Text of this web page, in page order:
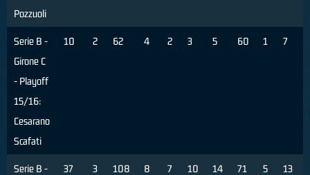
Pozzuoli
Serie B -
Girone C
- Playoff
15/16:
Cesarano
Scafati
10 2 62 4 2 3 5 60 1 7
Serie B -
37 3 108 8 7 10 14 71 5 13